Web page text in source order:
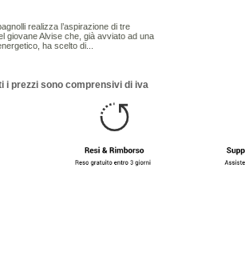
realizza l’aspirazione di tre
giovane Alvise che, già avviato ad una
ha scelto di...
i prezzi sono comprensivi di iva